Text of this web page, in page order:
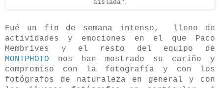
aislada"
Fué un fin de semana intenso, lleno de
actividades y emociones en el que Paco
Membrives y el resto del equipo de
MONTPHOTO nos han mostrado su cariño y
compromiso con la fotografía y con los
fotógrafos de naturaleza en general y con